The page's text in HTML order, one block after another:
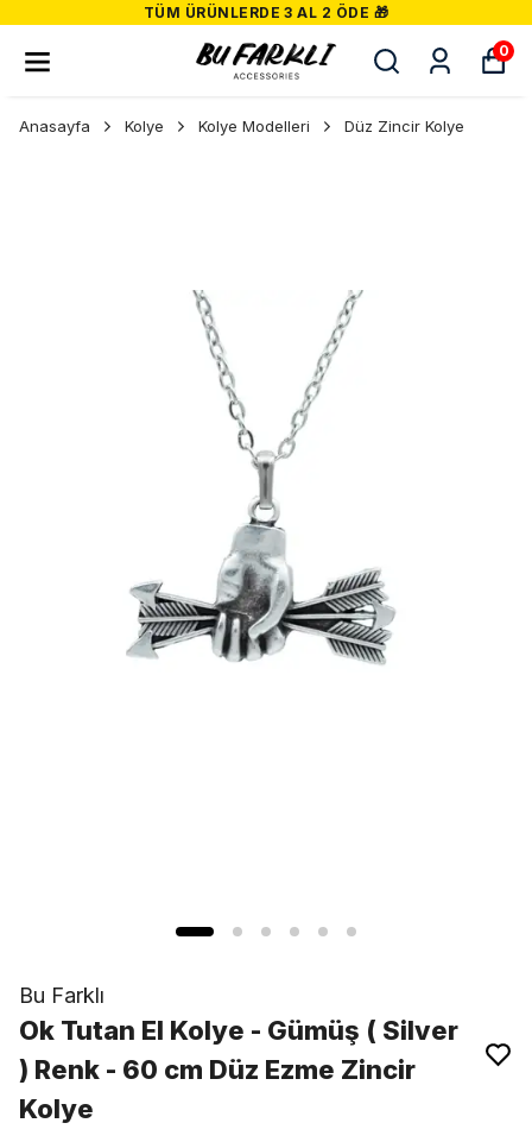
TÜM ÜRÜNLERDE 3 AL 2 ÖDE 🎁
0
Anasayfa Kolye Kolye Modelleri Düz Zincir Kolye
Bu Farklı
Ok Tutan El Kolye - Gümüş ( Silver
) Renk - 60 cm Düz Ezme Zincir
Kolye